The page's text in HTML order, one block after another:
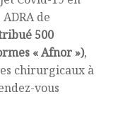
de
500
« Afnor »),
chirurgicaux à
vous